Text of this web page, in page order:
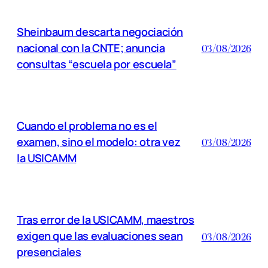
Sheinbaum descarta negociación
nacional con la CNTE; anuncia
consultas “escuela por escuela”
03/08/2026
Cuando el problema no es el
examen, sino el modelo: otra vez
la USICAMM
03/08/2026
Tras error de la USICAMM, maestros
exigen que las evaluaciones sean
presenciales
03/08/2026